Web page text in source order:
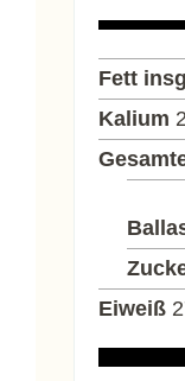
Fett
Kalium
Eiweiß